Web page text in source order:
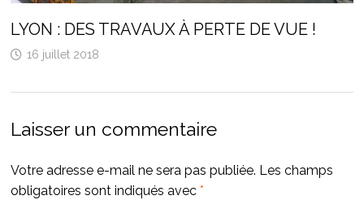
LYON : DES TRAVAUX À PERTE DE VUE !
16 juillet 2018
Laisser un commentaire
Votre adresse e-mail ne sera pas publiée. Les champs
obligatoires sont indiqués avec *